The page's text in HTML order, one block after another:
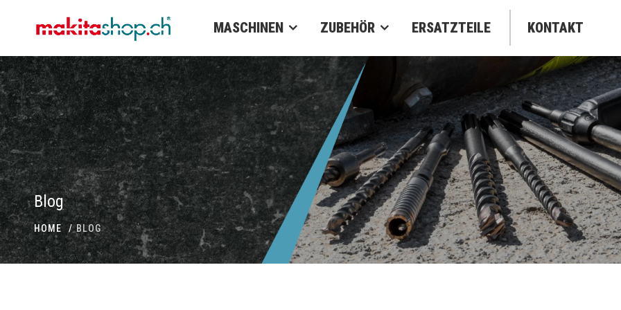
MASCHINEN ZUBEHÖR ERSATZTEILE KONTAKT
Blog
HOME BLOG